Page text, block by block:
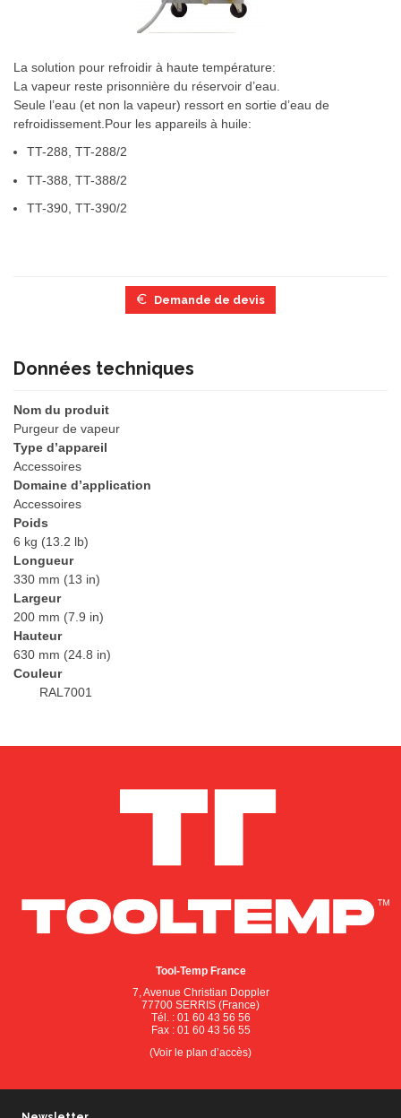
La solution pour refroidir à haute température:
La vapeur reste prisonnière du réservoir d’eau.
Seule l’eau (et non la vapeur) ressort en sortie d’eau de
refroidissement.Pour les appareils à huile:
TT-288, TT-288/2
TT-388, TT-388/2
TT-390, TT-390/2
Demande de devis
Données techniques
Nom du produit
Purgeur de vapeur
Type d’appareil
Accessoires
Domaine d’application
Accessoires
Poids
6 kg (13.2 lb)
Longueur
330 mm (13 in)
Largeur
200 mm (7.9 in)
Hauteur
630 mm (24.8 in)
Couleur
RAL7001
Tool-Temp France
7, Avenue Christian Doppler
77700 SERRIS (France)
Tél. : 01 60 43 56 56
Fax : 01 60 43 56 55
(Voir le plan d’accès)